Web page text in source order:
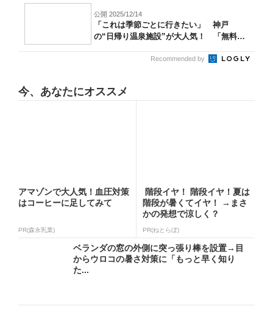
公開 2025/12/14
「これは季節ごとに行きたい」 神戸
の“日帰り温泉施設”が大人気！ 「無料送
Recommended by
今、あなたにオススメ
アマゾンで大人気！血圧対策
はコーヒーに足してみて
PR(森永乳業)
階段イヤ！ 階段イヤ！夏は
階段が暑くてイヤ！ →まさ
かの発想で涼しく？
PR(ねとらぼ)
ベランダの窓の外側に突っ張り棒を設置→目
からウロコの暑さ対策に「もっと早く知り
た...